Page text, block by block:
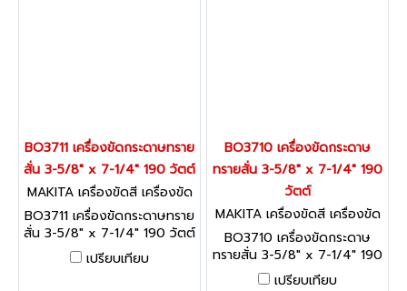
BO3711 เครื่องขัดกระดาษทราย
สั่น 3-5/8" x 7-1/4" 190 วัตต์
MAKITA เครื่องขัดสี เครื่องขัด
กระดาษทราย BO3711
BO3711 เครื่องขัดกระดาษทราย
สั่น 3-5/8" x 7-1/4" 190 วัตต์
ปรับรอบได้
เปรียบเทียบ
BO3710 เครื่องขัดกระดาษ
ทรายสั่น 3-5/8" x 7-1/4" 190
วัตต์
MAKITA เครื่องขัดสี เครื่องขัด
กระดาษทราย BO3710
BO3710 เครื่องขัดกระดาษ
ทรายสั่น 3-5/8" x 7-1/4" 190
วัตต์
เปรียบเทียบ